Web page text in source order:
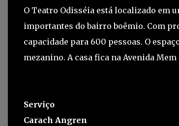
O Teatro Odisséia está localizado em
importantes do bairro boêmio. Com
capacidade para 600 pessoas. O
mezanino. A casa fica na Avenida Mem
Serviço
Carach Angren